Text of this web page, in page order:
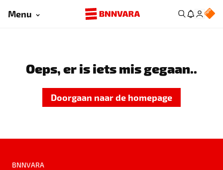
Menu
Oeps, er is iets mis gegaan..
Doorgaan naar de homepage
BNNVARA